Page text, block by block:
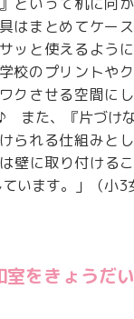
はまとめてケー
ッと使えるよう
校のプリントや
クさせる空間に
また、『片づけ
られる仕組みと
壁に取り付ける
います。」（小3
室をきょうだ